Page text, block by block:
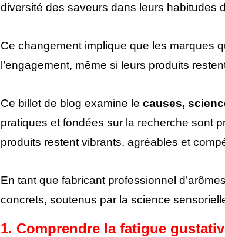
diversité des saveurs dans leurs habitudes
Ce changement implique que les marques
l’engagement, même si leurs produits
Ce billet de blog examine le causes,
pratiques et fondées sur la recherche sont
produits restent vibrants, agréables et
En tant que fabricant professionnel
concrets, soutenus par la science
1. Comprendre la fatigue